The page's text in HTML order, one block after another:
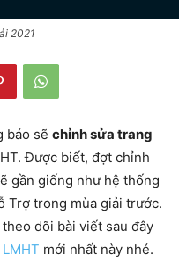
2021
báo sẽ chỉnh sửa trang
Được biết, đợt chỉnh
gần giống như hệ thống
Trợ trong mùa giải trước.
dõi bài viết sau đây
mới nhất này nhé.